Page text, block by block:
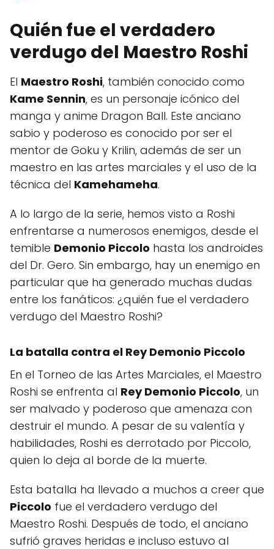
Quién fue el verdadero
verdugo del Maestro Roshi
El Maestro Roshi, también conocido como
Kame Sennin, es un personaje icónico del
manga y anime Dragon Ball. Este anciano
sabio y poderoso es conocido por ser el
mentor de Goku y Krilin, además de ser un
maestro en las artes marciales y el uso de la
técnica del Kamehameha.
A lo largo de la serie, hemos visto a Roshi
enfrentarse a numerosos enemigos, desde el
temible Demonio Piccolo hasta los androides
del Dr. Gero. Sin embargo, hay un enemigo en
particular que ha generado muchas dudas
entre los fanáticos: ¿quién fue el verdadero
verdugo del Maestro Roshi?
La batalla contra el Rey Demonio Piccolo
En el Torneo de las Artes Marciales, el Maestro
Roshi se enfrenta al Rey Demonio Piccolo, un
ser malvado y poderoso que amenaza con
destruir el mundo. A pesar de su valentía y
habilidades, Roshi es derrotado por Piccolo,
quien lo deja al borde de la muerte.
Esta batalla ha llevado a muchos a creer que
Piccolo fue el verdadero verdugo del
Maestro Roshi. Después de todo, el anciano
sufrió graves heridas e incluso estuvo al